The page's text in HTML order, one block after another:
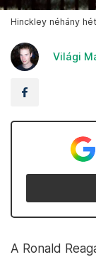
Hinckley néhány
Világi
A Ronald